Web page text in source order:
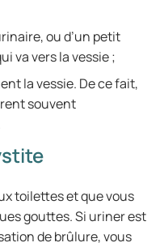
ou d’un petit
va vers la vessie ;
la vessie. De ce fait,
souvent
toilettes et que vous
gouttes. Si uriner est
de brûlure, vous